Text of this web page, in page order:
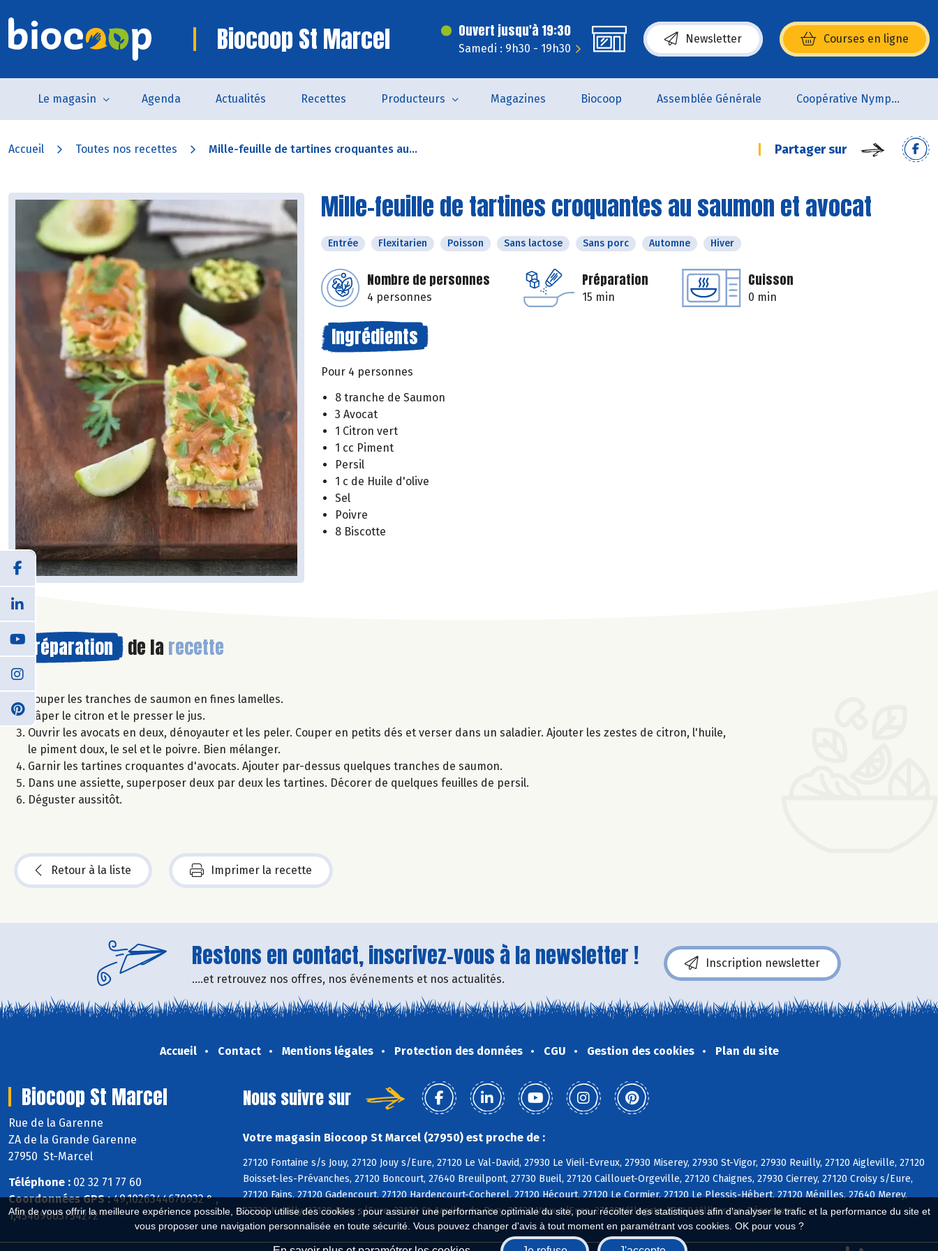
Afin de vous offrir la meilleure expérience possible, Biocoop utilise des cookies : pour assurer une performance optimale du site, pour récolter des statistiques afin d'analyser le trafic et la performance du site et
vous proposer une navigation personnalisée en toute sécurité. Vous pouvez changer d'avis à tout moment en paramétrant vos cookies. OK pour vous ?
Biocoop St Marcel Ouvert jusqu'à 19:30
Samedi : 9h30 - 19h30
Newsletter Courses en ligne
(s’ouvre dans une nouvelle fenêtre)
Le magasin Agenda Actualités Recettes Producteurs Magazines Biocoop Assemblée Générale Coopérative Nymphéa
Accueil Toutes nos recettes Mille-feuille de tartines croquantes au... Partager sur
Mille-feuille de tartines croquantes au saumon et avocat
Entrée Flexitarien Poisson Sans lactose Sans porc Automne Hiver
Nombre de personnes
4 personnes
Préparation
15 min
Cuisson
0 min
Ingrédients
Pour 4 personnes
8 tranche de Saumon
3 Avocat
1 Citron vert
1 cc Piment
Persil
1 c de Huile d'olive
Sel
Poivre
8 Biscotte
Préparation de la recette
Couper les tranches de saumon en fines lamelles.
Râper le citron et le presser le jus.
Ouvrir les avocats en deux, dénoyauter et les peler. Couper en petits dés et verser dans un saladier. Ajouter les zestes de citron, l'huile,
le piment doux, le sel et le poivre. Bien mélanger.
Garnir les tartines croquantes d'avocats. Ajouter par-dessus quelques tranches de saumon.
Dans une assiette, superposer deux par deux les tartines. Décorer de quelques feuilles de persil.
Déguster aussitôt.
Retour à la liste Imprimer la recette
Restons en contact, inscrivez-vous à la newsletter !
....et retrouvez nos offres, nos événements et nos actualités.
Inscription newsletter
Accueil Contact Mentions légales Protection des données CGU Gestion des cookies Plan du site
Biocoop St Marcel
Rue de la Garenne
ZA de la Grande Garenne
27950 St-Marcel
Téléphone : 02 32 71 77 60
Coordonnées GPS :49,1026344670932 ° ,
1,45469663754272 °
Nous suivre sur
Votre magasin Biocoop St Marcel (27950) est proche de :
27120 Fontaine s/s Jouy, 27120 Jouy s/Eure, 27120 Le Val-David, 27930 Le Vieil-Evreux, 27930 Miserey, 27930 St-Vigor, 27930 Reuilly, 27120 Aigleville, 27120
Boisset-les-Prévanches, 27120 Boncourt, 27640 Breuilpont, 27730 Bueil, 27120 Caillouet-Orgeville, 27120 Chaignes, 27930 Cierrey, 27120 Croisy s/Eure,
27120 Fains, 27120 Gadencourt, 27120 Hardencourt-Cocherel, 27120 Hécourt, 27120 Le Cormier, 27120 Le Plessis-Hébert, 27120 Ménilles, 27640 Merey,
27730 Neuilly, 27120 Pacy s/Eure, 27120 St-Aquilin-de-Pacy, 27120 Vaux s/Eure, 27120 Villegats, 27640 Villiers-en-Désoeuvre